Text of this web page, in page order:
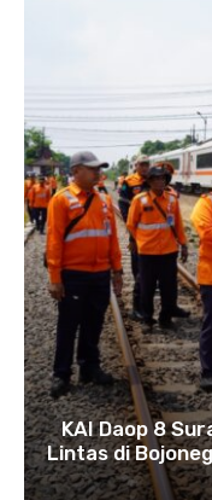
KAI Daop 8
Lintas di